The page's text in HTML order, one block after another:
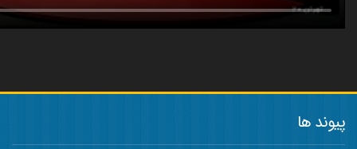
پیوند ها